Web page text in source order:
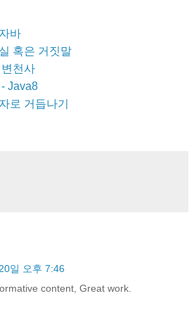
바
혹은 거짓말
천사
Java8
로 거듭나기
일 오후 7:46
content, Great work.